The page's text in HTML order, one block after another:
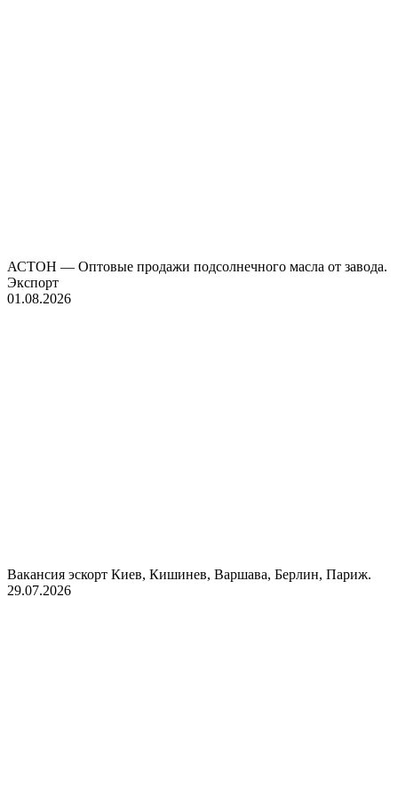
АСТОН — Оптовые продажи подсолнечного масла от завода.
Экспорт
01.08.2026
Вакансия эскорт Киев, Кишинев, Варшава, Берлин, Париж.
29.07.2026